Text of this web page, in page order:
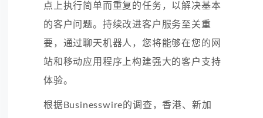
点上执行简单而重复的任务，以解决基本
的客户问题。持续改进客户服务至关重
要，通过聊天机器人，您将能够在您的网
站和移动应用程序上构建强大的客户支持
体验。
根据Businesswire的调查，香港、新加